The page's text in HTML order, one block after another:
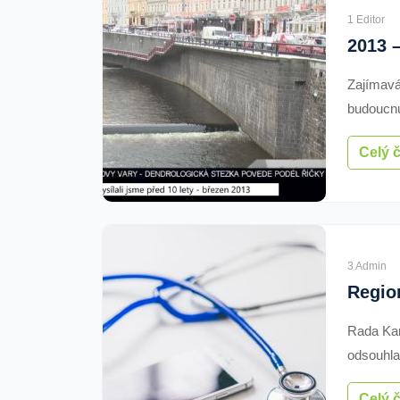
a
1 Editor
by stát
dotace.
Celý
3 Admin
Rada